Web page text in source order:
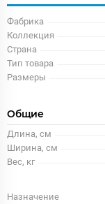
Фабрика
Коллекция
Страна
Тип товара
Размеры
Общие
Длина, см
Ширина, см
Вес, кг
Назначение